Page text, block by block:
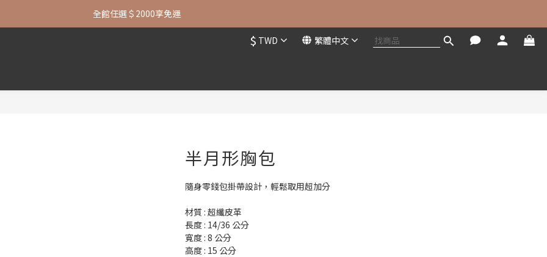
七夕限定| 指定包款+短夾還贈品牌襪子
全館任選＄2000享免運
$ TWD 繁體中文
半月形胸包
隨身零錢包掛帶設計，輕鬆取用超加分
材質 : 超纖皮革
長度 : 14/36 公分
寬度 : 8 公分
高度 : 15 公分